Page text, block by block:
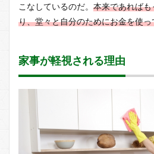
こなしているのだ。 本来であれば
り、堂々と自分のためにお金を使
家事が軽視される理由